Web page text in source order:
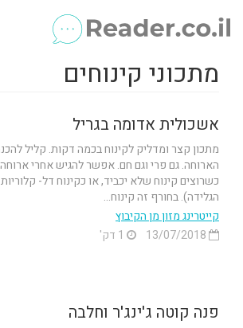
מתכוני קינוחים
אשכולית אדומה בגריל
מתכון קצר ומדליק לקינוח בכמה דקות. קליל
הארוחה. גם פרי וגם חם. אפשר להגיש אחרי
כשרוצים קינוח שלא יכביד, או כקינוח דל-
הגלידה). בחורף זה קינוח...
קייטרינג מזון מן הקיבוץ
פנה קוטה ג'ינג'ר וחלבה